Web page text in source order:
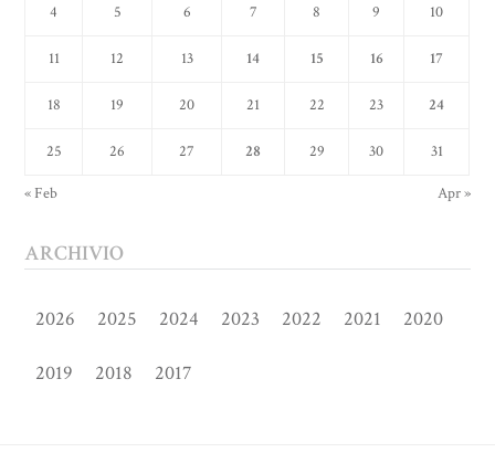
4 5 6 7 8 9 10
11 12 13 14 15 16 17
18 19 20 21 22 23 24
25 26 27 28 29 30 31
« Feb Apr »
ARCHIVIO
2026 2025 2024 2023 2022 2021 2020
2019 2018 2017